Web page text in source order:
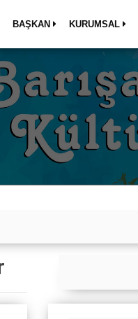
BAŞKAN KURUMSAL